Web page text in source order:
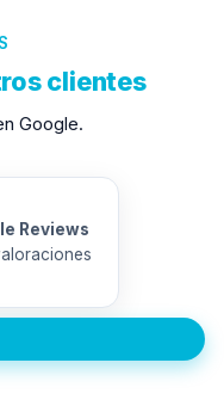
clientes
Google.
Reviews